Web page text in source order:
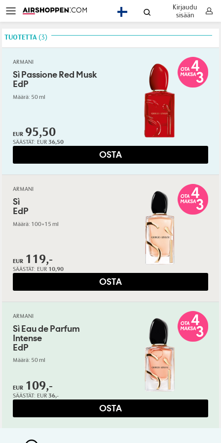
Kirjaudu
sisään
3
TUOTETTA
ARMANI
Sì Passione Red Musk
EdP
Määrä: 50 ml
EUR 95,50
SÄÄSTÄT: EUR 36,50
OSTA
ARMANI
Sì
EdP
Määrä: 100+15 ml
EUR 119,-
SÄÄSTÄT: EUR 10,90
OSTA
ARMANI
Sì Eau de Parfum
Intense
EdP
Määrä: 50 ml
EUR 109,-
SÄÄSTÄT: EUR 36,-
OSTA